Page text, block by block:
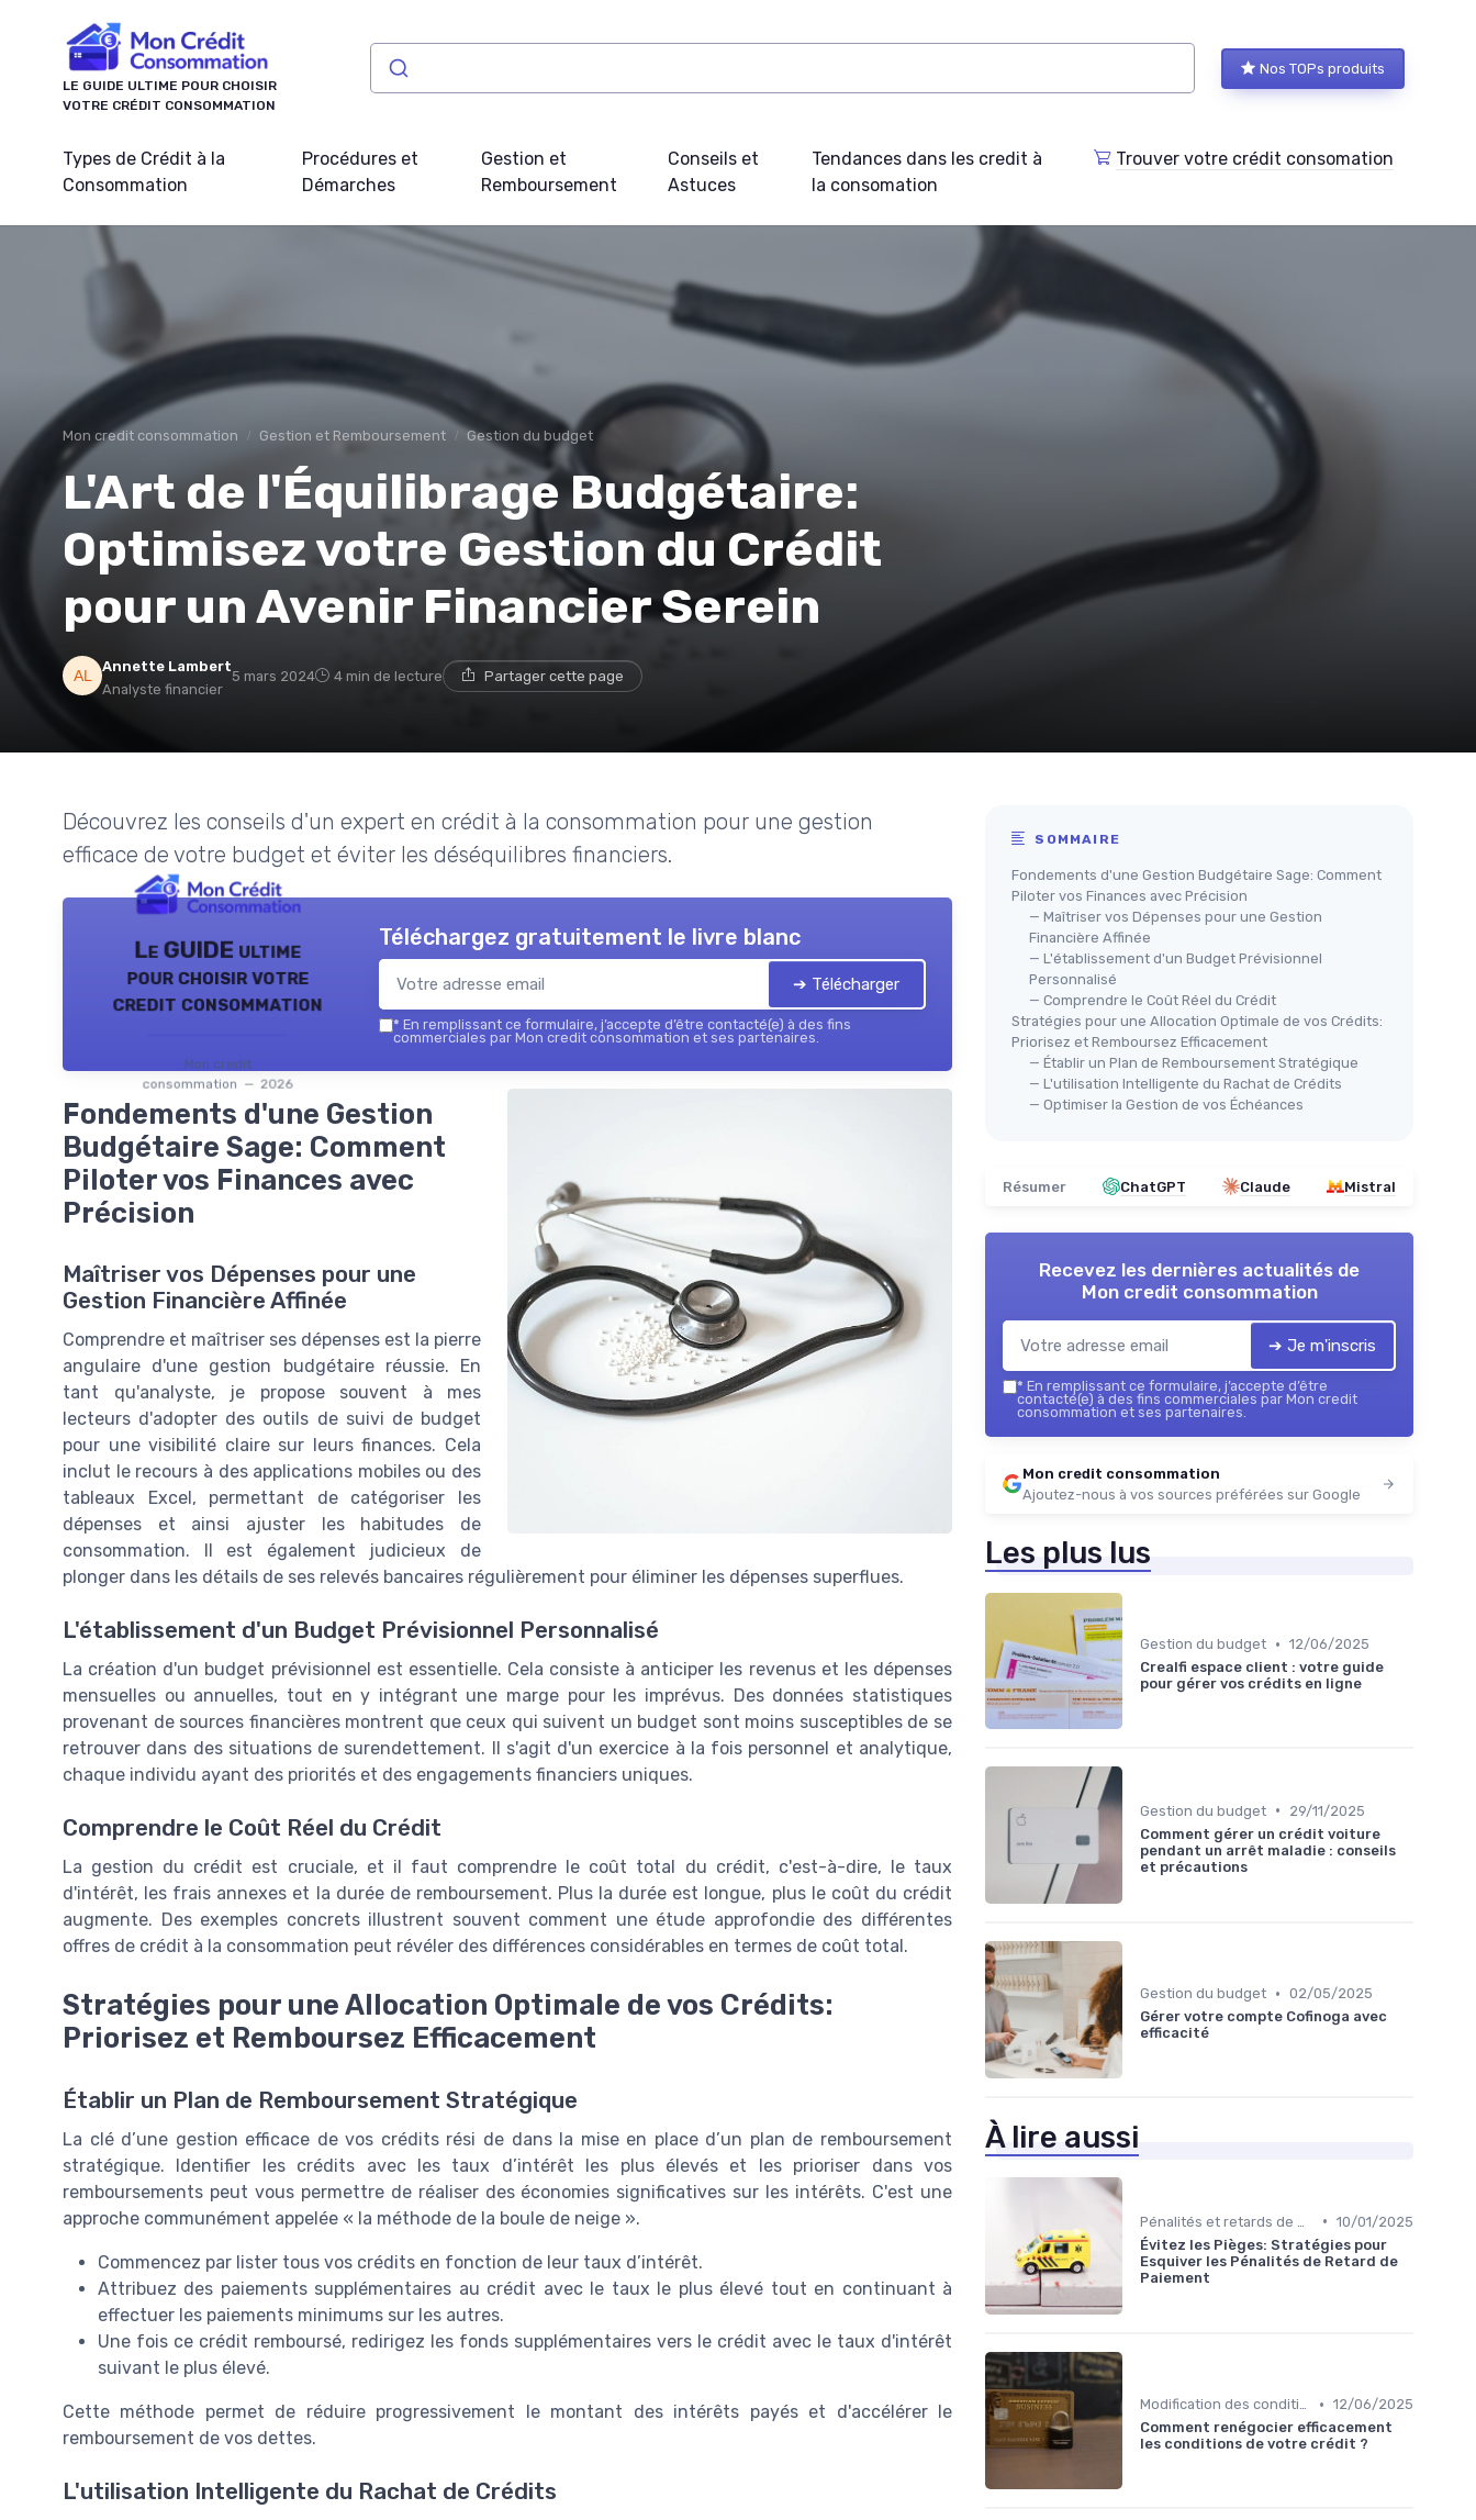
LE GUIDE ULTIME POUR CHOISIR
VOTRE CRÉDIT CONSOMMATION
Nos TOPs produits
Types de Crédit à la
Consommation
Procédures et
Démarches
Gestion et
Remboursement
Conseils et
Astuces
Tendances dans les credit à
la consomation
Trouver votre crédit consomation
Mon credit consommation Gestion et Remboursement Gestion du budget
L'Art de l'Équilibrage Budgétaire:
Optimisez votre Gestion du Crédit
pour un Avenir Financier Serein
Annette Lambert
Analyste financier
5 mars 2024 4 min de lecture Partager cette page
Découvrez les conseils d'un expert en crédit à la consommation pour une gestion
efficace de votre budget et éviter les déséquilibres financiers.
Le GUIDE ultime
pour choisir votre
credit consommation
Mon credit
consommation — 2026
Téléchargez gratuitement le livre blanc
➔ Télécharger
* En remplissant ce formulaire, j’accepte d’être contacté(e) à des fins
commerciales par Mon credit consommation et ses partenaires.
Fondements d'une Gestion
Budgétaire Sage: Comment
Piloter vos Finances avec
Précision
Maîtriser vos Dépenses pour une
Gestion Financière Affinée
Comprendre et maîtriser ses dépenses est la pierre
angulaire d'une gestion budgétaire réussie. En
tant qu'analyste, je propose souvent à mes
lecteurs d'adopter des outils de suivi de budget
pour une visibilité claire sur leurs finances. Cela
inclut le recours à des applications mobiles ou des
tableaux Excel, permettant de catégoriser les
dépenses et ainsi ajuster les habitudes de
consommation. Il est également judicieux de
plonger dans les détails de ses relevés bancaires régulièrement pour éliminer les dépenses superflues.
L'établissement d'un Budget Prévisionnel Personnalisé
La création d'un budget prévisionnel est essentielle. Cela consiste à anticiper les revenus et les dépenses
mensuelles ou annuelles, tout en y intégrant une marge pour les imprévus. Des données statistiques
provenant de sources financières montrent que ceux qui suivent un budget sont moins susceptibles de se
retrouver dans des situations de surendettement. Il s'agit d'un exercice à la fois personnel et analytique,
chaque individu ayant des priorités et des engagements financiers uniques.
Comprendre le Coût Réel du Crédit
La gestion du crédit est cruciale, et il faut comprendre le coût total du crédit, c'est-à-dire, le taux
d'intérêt, les frais annexes et la durée de remboursement. Plus la durée est longue, plus le coût du crédit
augmente. Des exemples concrets illustrent souvent comment une étude approfondie des différentes
offres de crédit à la consommation peut révéler des différences considérables en termes de coût total.
Stratégies pour une Allocation Optimale de vos Crédits:
Priorisez et Remboursez Efficacement
Établir un Plan de Remboursement Stratégique
La clé d’une gestion efficace de vos crédits rési de dans la mise en place d’un plan de remboursement
stratégique. Identifier les crédits avec les taux d’intérêt les plus élevés et les prioriser dans vos
remboursements peut vous permettre de réaliser des économies significatives sur les intérêts. C'est une
approche communément appelée « la méthode de la boule de neige ».
Commencez par lister tous vos crédits en fonction de leur taux d’intérêt.
Attribuez des paiements supplémentaires au crédit avec le taux le plus élevé tout en continuant à
effectuer les paiements minimums sur les autres.
Une fois ce crédit remboursé, redirigez les fonds supplémentaires vers le crédit avec le taux d'intérêt
suivant le plus élevé.
Cette méthode permet de réduire progressivement le montant des intérêts payés et d'accélérer le
remboursement de vos dettes.
L'utilisation Intelligente du Rachat de Crédits
SOMMAIRE
Fondements d'une Gestion Budgétaire Sage: Comment
Piloter vos Finances avec Précision
— Maîtriser vos Dépenses pour une Gestion
Financière Affinée
— L'établissement d'un Budget Prévisionnel
Personnalisé
— Comprendre le Coût Réel du Crédit
Stratégies pour une Allocation Optimale de vos Crédits:
Priorisez et Remboursez Efficacement
— Établir un Plan de Remboursement Stratégique
— L'utilisation Intelligente du Rachat de Crédits
— Optimiser la Gestion de vos Échéances
Résumer ChatGPT Claude Mistral
Recevez les dernières actualités de
Mon credit consommation
➔ Je m'inscris
* En remplissant ce formulaire, j’accepte d’être
contacté(e) à des fins commerciales par Mon credit
consommation et ses partenaires.
Mon credit consommation
Ajoutez-nous à vos sources préférées sur Google
Les plus lus
Gestion du budget • 12/06/2025
Crealfi espace client : votre guide
pour gérer vos crédits en ligne
Gestion du budget •
29/11/2025
Comment gérer un crédit voiture
pendant un arrêt maladie : conseils
et précautions
Gestion du budget • 02/05/2025
Gérer votre compte Cofinoga avec
efficacité
À lire aussi
• 10/01/2025
Évitez les Pièges: Stratégies pour
Esquiver les Pénalités de Retard de
Paiement
Modification des conditions de crédit • 12/06/2025
Comment renégocier efficacement
les conditions de votre crédit ?